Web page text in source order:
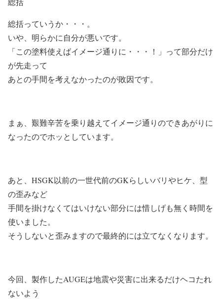
総括っていうか・・・。
いや、明らかに自分が悪いです。
「この塗料使えばイメージ通りに・・・！」って部分だけ
が先走って
あとの手間を考えなかったのが敗因です。
まぁ、艱難辛苦を乗り越えてイメージ通りのできあがりに
なったのでホッとしています。
あと、HSGK以前の一世代前のGKらしいバリやヒケ、型
の歪みなど
手間を掛けなくてはいけない部分には惜しげも無く時間を
使いました。
そうしないと歪みますので最終的には立てなくなります。
今回、製作したAUGEは地震や災害に出来るだけヘコたれ
ないよう